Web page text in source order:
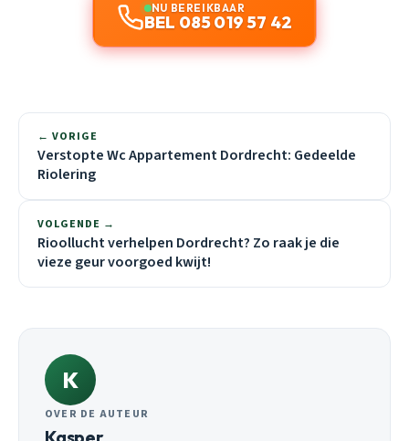
NU BEREIKBAAR
BEL 085 019 57 42
← VORIGE
Verstopte Wc Appartement Dordrecht: Gedeelde
Riolering
VOLGENDE →
Rioollucht verhelpen Dordrecht? Zo raak je die
vieze geur voorgoed kwijt!
K
OVER DE AUTEUR